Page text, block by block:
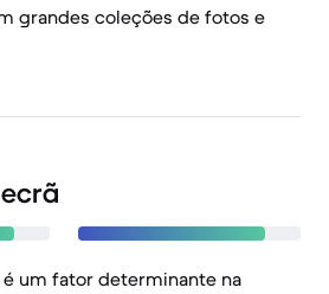
grandes coleções de fotos e
um fator determinante na